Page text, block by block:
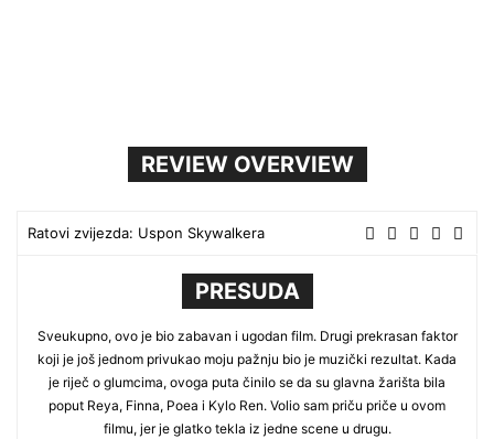
REVIEW OVERVIEW
Ratovi zvijezda: Uspon Skywalkera
PRESUDA
Sveukupno, ovo je bio zabavan i ugodan film. Drugi prekrasan faktor
koji je još jednom privukao moju pažnju bio je muzički rezultat. Kada
je riječ o glumcima, ovoga puta činilo se da su glavna žarišta bila
poput Reya, Finna, Poea i Kylo Ren. Volio sam priču priče u ovom
filmu, jer je glatko tekla iz jedne scene u drugu.